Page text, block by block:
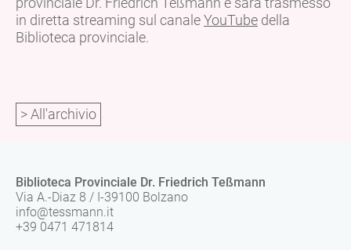
in diretta streaming sul canaleYouTube della
Biblioteca provinciale.
> All'archivio
Biblioteca Provinciale Dr. Friedrich Teßmann
Via A.-Diaz 8 / I-39100 Bolzano
info@tessmann.it
+39 0471 471814